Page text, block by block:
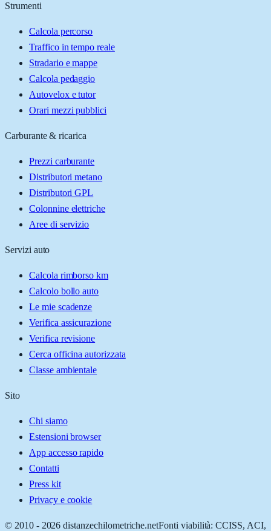
Strumenti
Calcola percorso
Traffico in tempo reale
Stradario e mappe
Calcola pedaggio
Autovelox e tutor
Orari mezzi pubblici
Carburante & ricarica
Prezzi carburante
Distributori metano
Distributori GPL
Colonnine elettriche
Aree di servizio
Servizi auto
Calcola rimborso km
Calcolo bollo auto
Le mie scadenze
Verifica assicurazione
Verifica revisione
Cerca officina autorizzata
Classe ambientale
Sito
Chi siamo
Estensioni browser
App accesso rapido
Contatti
Press kit
Privacy e cookie
© 2010 - 2026 distanzechilometriche.netFonti viabilità: CCISS, ACI,